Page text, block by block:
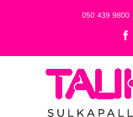
050 439 9800